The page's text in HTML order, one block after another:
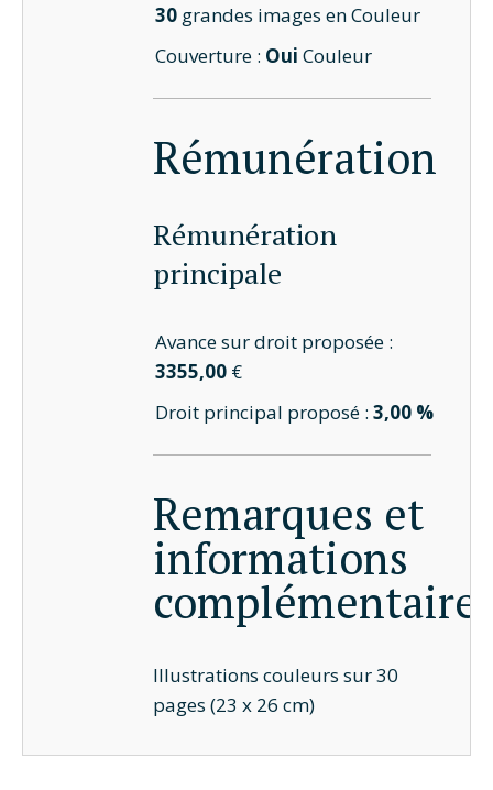
30 grandes images en Couleur
Couverture : Oui Couleur
Rémunération
Rémunération
principale
Avance sur droit proposée :
3355,00 €
Droit principal proposé :3,00 %
Remarques et
informations
Illustrations couleurs sur 30
pages (23 x 26 cm)